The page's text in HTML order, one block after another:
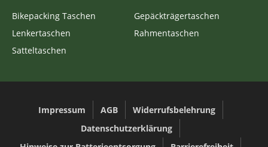
Bikepacking Taschen
Lenkertaschen
Satteltaschen
Gepäckträgertaschen
Rahmentaschen
Impressum AGB
Widerrufsbelehrung
Datenschutzerklärung